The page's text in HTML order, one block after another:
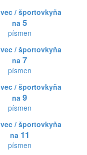
/ športovkyňa
na 5
písmen
/ športovkyňa
na 7
písmen
/ športovkyňa
na 9
písmen
/ športovkyňa
na 11
písmen